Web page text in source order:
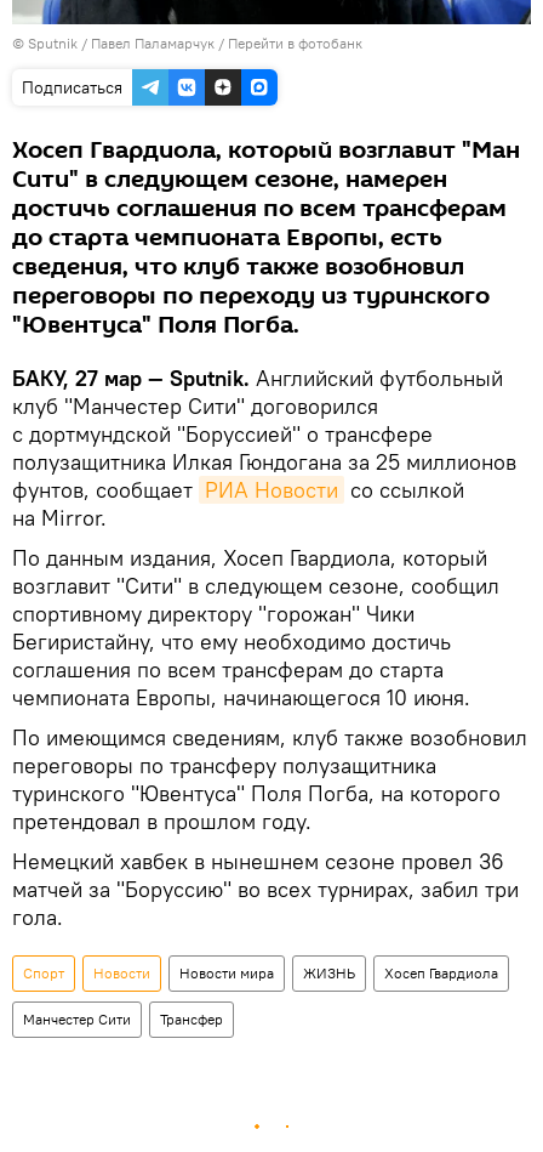
© Sputnik / Павел Паламарчук / Перейти в фотобанк
Подписаться
Хосеп Гвардиола, который возглавит "Ман
Сити" в следующем сезоне, намерен
достичь соглашения по всем трансферам
до старта чемпионата Европы, есть
сведения, что клуб также возобновил
переговоры по переходу из туринского
"Ювентуса" Поля Погба.
БАКУ, 27 мар — Sputnik. Английский футбольный
клуб "Манчестер Сити" договорился
с дортмундской "Боруссией" о трансфере
полузащитника Илкая Гюндогана за 25 миллионов
фунтов, сообщает РИА Новости со ссылкой
на Mirror.
По данным издания, Хосеп Гвардиола, который
возглавит "Сити" в следующем сезоне, сообщил
спортивному директору "горожан" Чики
Бегиристайну, что ему необходимо достичь
соглашения по всем трансферам до старта
чемпионата Европы, начинающегося 10 июня.
По имеющимся сведениям, клуб также возобновил
переговоры по трансферу полузащитника
туринского "Ювентуса" Поля Погба, на которого
претендовал в прошлом году.
Немецкий хавбек в нынешнем сезоне провел 36
матчей за "Боруссию" во всех турнирах, забил три
гола.
Спорт Новости Новости мира ЖИЗНЬ Хосеп Гвардиола
Манчестер Сити Трансфер